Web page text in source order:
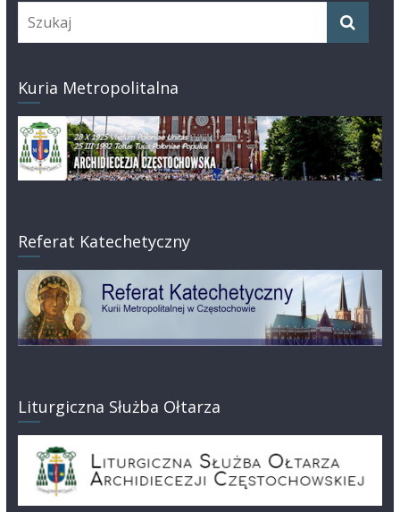
Kuria Metropolitalna
Referat Katechetyczny
Liturgiczna Służba Ołtarza